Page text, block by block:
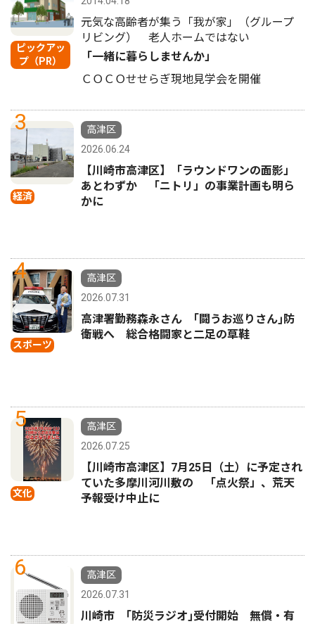
ピックアッ
プ（PR）
元気な高齢者が集う「我が家」（グループ
リビング） 老人ホームではない
「一緒に暮らしませんか」
ＣＯＣＯせせらぎ現地見学会を開催
3
経済
高津区
2026.06.24
【川崎市高津区】「ラウンドワンの面影」
あとわずか 「ニトリ」の事業計画も明ら
かに
4
スポーツ
高津区
2026.07.31
高津署勤務森永さん ｢闘うお巡りさん｣防
衛戦へ 総合格闘家と二足の草鞋
5
文化
高津区
2026.07.25
【川崎市高津区】7月25日（土）に予定され
ていた多摩川河川敷の 「点火祭」、荒天
予報受け中止に
6
高津区
2026.07.31
川崎市 ｢防災ラジオ｣受付開始 無償・有